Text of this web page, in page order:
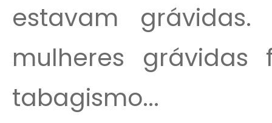
estavam
mulheres
tabagismo...